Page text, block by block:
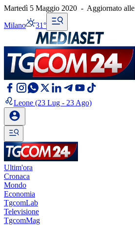
Martedì 5 Maggio 2020 - Aggiornato alle
Milano 31°
Leone (23 Lug - 23 Ago)
Ultim'ora
Cronaca
Mondo
Economia
TgcomLab
Televisione
TgcomMag